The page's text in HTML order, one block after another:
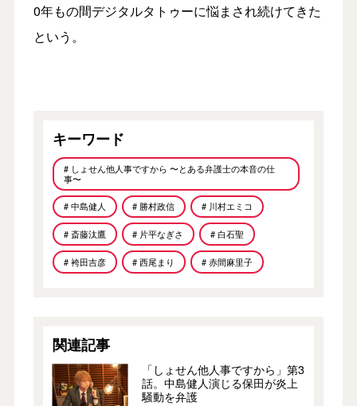
0年もの間デジタルタトゥーに悩まされ続けてきた
という。
キーワード
# しょせん他人事ですから 〜とある弁護士の本音の仕
事〜
# 中島健人 # 勝村政信 # 川村エミコ
# 斎藤汰鷹 # 片平なぎさ # 白石聖
# 袴田吉彦 # 西尾まり # 赤間麻里子
関連記事
「しょせん他人事ですから」第3
話。中島健人演じる保田が炎上
騒動を弁護